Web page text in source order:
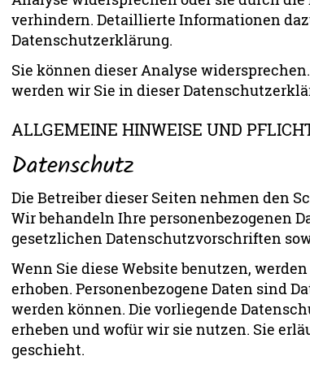
verhindern. Detaillierte Informationen
Datenschutzerklärung.
Sie können dieser Analyse
werden wir Sie in dieser
ALLGEMEINE HINWEISE UND
Datenschutz
Die Betreiber dieser Seiten nehmen den
Wir behandeln Ihre personenbezogenen
gesetzlichen Datenschutzvorschriften
Wenn Sie diese Website benutzen,
erhoben. Personenbezogene Daten sind
werden können. Die vorliegende
erheben und wofür wir sie nutzen. Sie
geschieht.